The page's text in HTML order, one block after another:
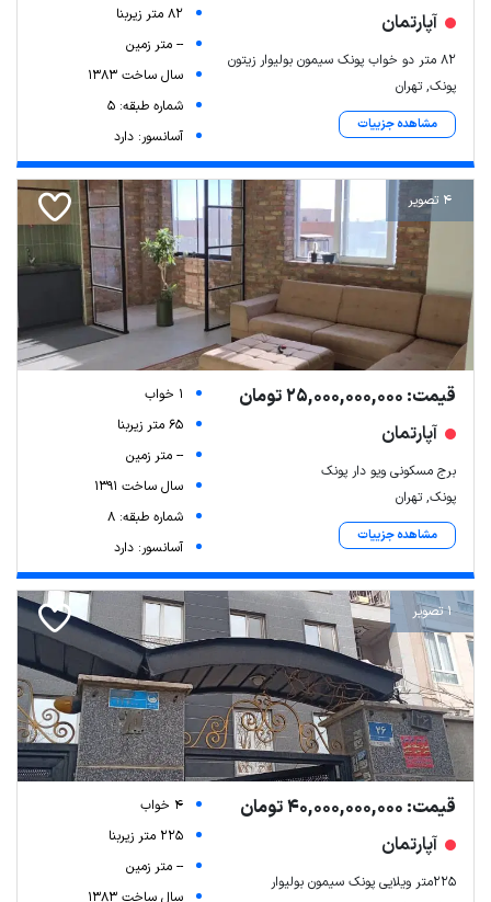
آپارتمان
82 متر دو خواب پونک سیمون بولیوار زیتون
پونک, تهران
مشاهده جزییات
82 متر زیربنا
-- متر زمین
سال ساخت 1383
شماره طبقه: 5
آسانسور: دارد
4 تصویر
قیمت: 25,000,000,000 تومان
آپارتمان
برج مسکونی ویو دار پونک
پونک, تهران
مشاهده جزییات
1 خواب
65 متر زیربنا
-- متر زمین
سال ساخت 1391
شماره طبقه: 8
آسانسور: دارد
1 تصویر
قیمت: 40,000,000,000 تومان
آپارتمان
۲۲۵متر ویلایی پونک سیمون بولیوار
4 خواب
225 متر زیربنا
-- متر زمین
سال ساخت 1383